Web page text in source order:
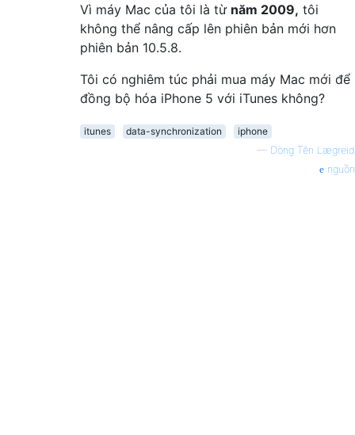
Vì máy Mac của tôi là từ năm 2009, tôi
không thể nâng cấp lên phiên bản mới hơn
phiên bản 10.5.8.
Tôi có nghiêm túc phải mua máy Mac mới để
đồng bộ hóa iPhone 5 với iTunes không?
itunes data-synchronization
iphone
— Dòng Tên Lægreid
nguồn